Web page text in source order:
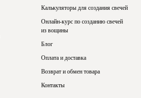
Калькуляторы для создания свечей
Онлайн-курс по созданию свечей
из вощины
Блог
Оплата и доставка
Возврат и обмен товара
Контакты